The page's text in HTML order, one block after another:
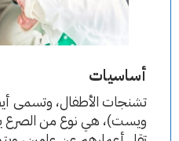
أساسيات
تشنجات الأطفال، وتسمى
ويست)، هي نوع من الصرع